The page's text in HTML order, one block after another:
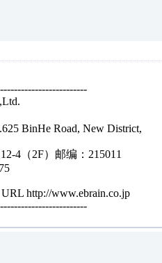
BinHe Road, New District,
4（2F）邮编：215011
http://www.ebrain.co.jp